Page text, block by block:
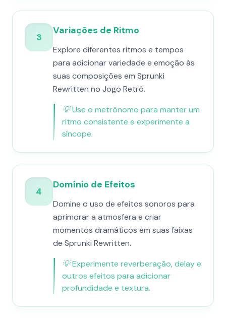
3
Variações de Ritmo
Explore diferentes ritmos e tempos
para adicionar variedade e emoção às
suas composições em Sprunki
Rewritten no Jogo Retrô.
💡Use o metrônomo para manter um
ritmo consistente e experimente a
síncope.
4
Domínio de Efeitos
Domine o uso de efeitos sonoros para
aprimorar a atmosfera e criar
momentos dramáticos em suas faixas
de Sprunki Rewritten.
💡Experimente reverberação, delay e
outros efeitos para adicionar
profundidade e textura.